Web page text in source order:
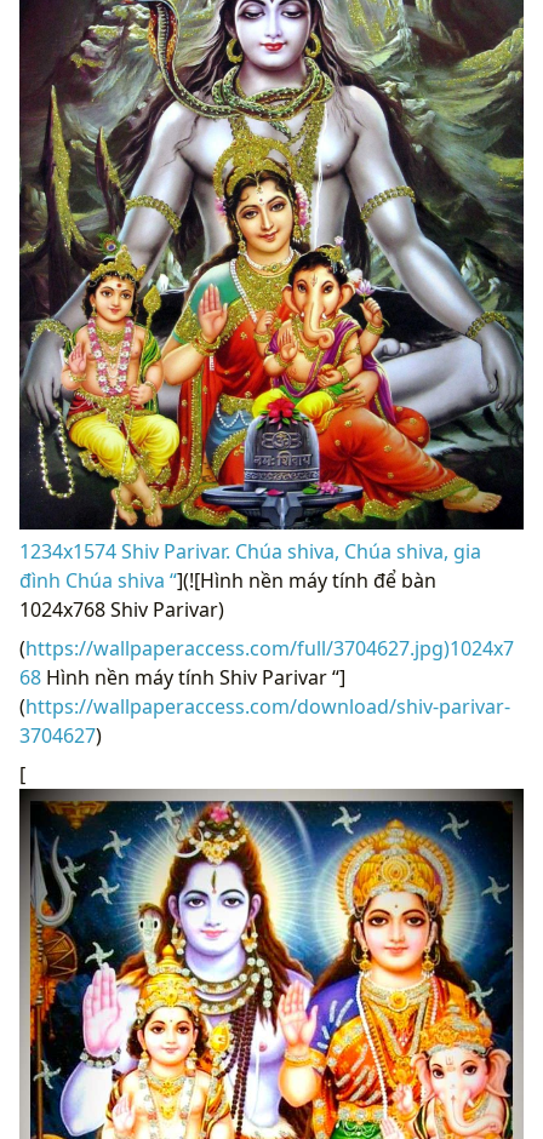
1234x1574 Shiv Parivar. Chúa shiva, Chúa shiva, gia
đình Chúa shiva “](![Hình nền máy tính để bàn
1024x768 Shiv Parivar)
(https://wallpaperaccess.com/full/3704627.jpg)1024x7
68 Hình nền máy tính Shiv Parivar “]
(https://wallpaperaccess.com/download/shiv-parivar-
3704627)
[